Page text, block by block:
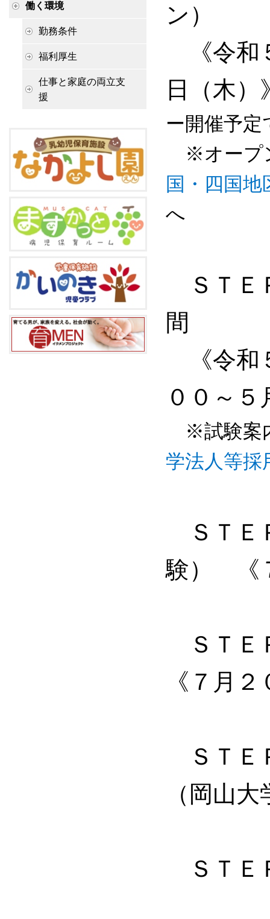
働く環境
勤務条件
福利厚生
仕事と家庭の両立支
援
ン）
《令和
日（木）
ー開催予定
※オープ
国・四国
へ
ＳＴＥ
間
《令和
００～
※試験案
学法人等採
ＳＴＥ
験） 《
ＳＴＥ
《７月
ＳＴＥ
（岡山大
ＳＴＥ